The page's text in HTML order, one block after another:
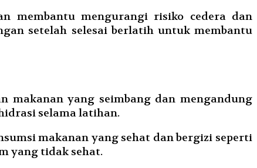
membantu mengurangi risiko cedera dan
setelah selesai berlatih untuk membantu
makanan yang seimbang dan mengandung
selama latihan.
makanan yang sehat dan bergizi seperti
yang tidak sehat.